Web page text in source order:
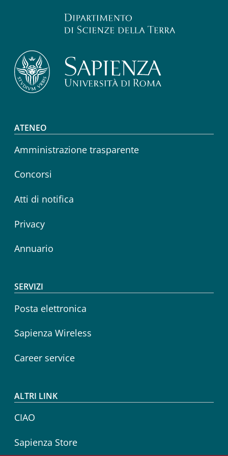
Footer menu
ATENEO
Amministrazione trasparente
Concorsi
Atti di notifica
Privacy
Annuario
SERVIZI
Posta elettronica
Sapienza Wireless
Career service
ALTRI LINK
CIAO
Sapienza Store